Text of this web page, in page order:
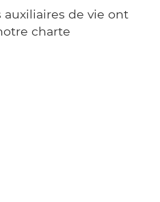
de vie ont
charte